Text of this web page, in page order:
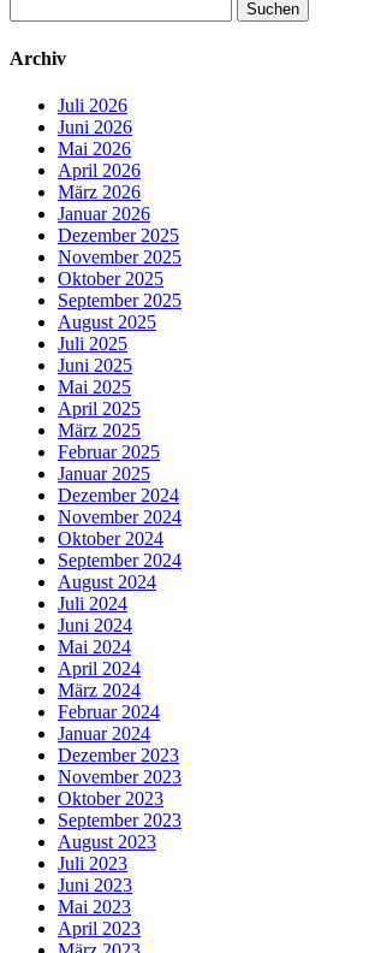
nach:
Archiv
Juli 2026
Juni 2026
Mai 2026
April 2026
März 2026
Januar 2026
Dezember 2025
November 2025
Oktober 2025
September 2025
August 2025
Juli 2025
Juni 2025
Mai 2025
April 2025
März 2025
Februar 2025
Januar 2025
Dezember 2024
November 2024
Oktober 2024
September 2024
August 2024
Juli 2024
Juni 2024
Mai 2024
April 2024
März 2024
Februar 2024
Januar 2024
Dezember 2023
November 2023
Oktober 2023
September 2023
August 2023
Juli 2023
Juni 2023
Mai 2023
April 2023